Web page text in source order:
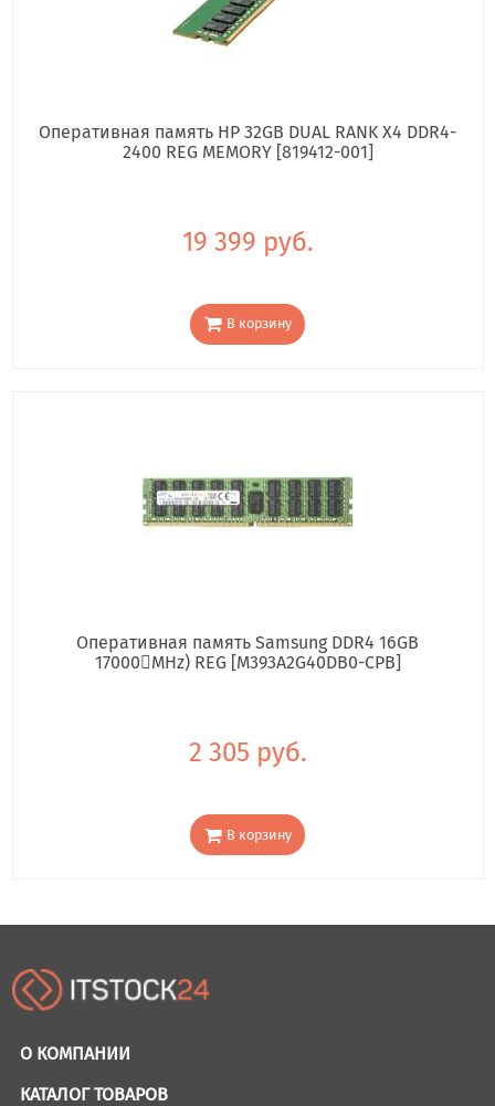
Оперативная память HP 32GB DUAL RANK X4 DDR4-
2400 REG MEMORY [819412-001]
19 399 руб.
В корзину
Оперативная память Samsung DDR4 16GB
17000񢋕MHz) REG [M393A2G40DB0-CPB]
2 305 руб.
В корзину
О КОМПАНИИ
КАТАЛОГ ТОВАРОВ